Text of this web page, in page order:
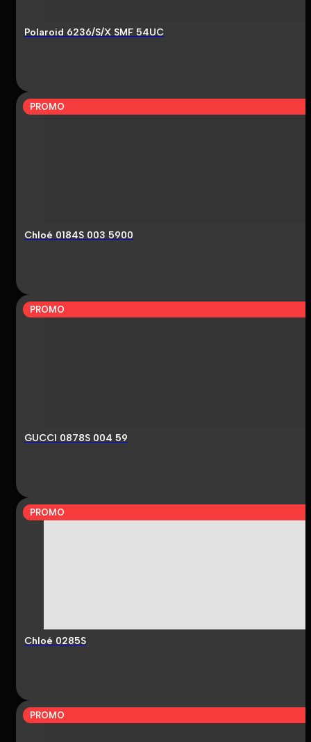
Polaroid 6236/S/X SMF 54UC
PROMO
Chloé 0184S 003 5900
PROMO
GUCCI 0878S 004 59
PROMO
Chloé 0285S
PROMO